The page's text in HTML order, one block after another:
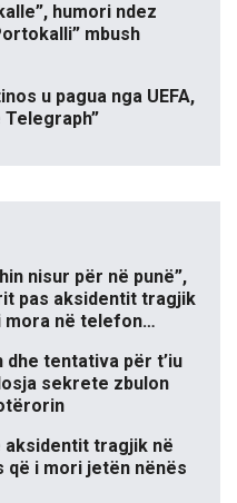
humori ndez
mbush
u pagua nga UEFA,
nisur për në punë”,
pas aksidentit tragjik
mora në telefon…
tentativa për t’iu
sekrete zbulon
aksidentit tragjik në
që i mori jetën nënës